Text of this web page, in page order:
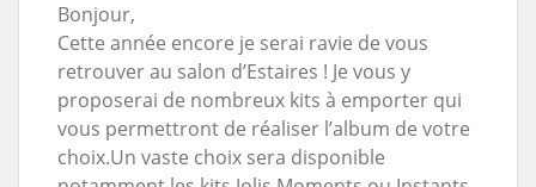
Bonjour,
Cette année encore je serai ravie de vous
retrouver au salon d’Estaires ! Je vous y
proposerai de nombreux kits à emporter qui
vous permettront de réaliser l’album de votre
choix.Un vaste choix sera disponible